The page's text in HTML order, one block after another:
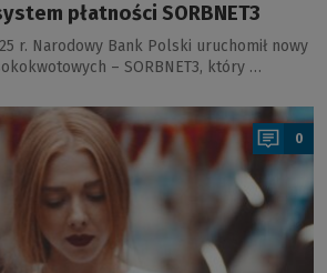
płatności SORBNET3
r. Narodowy Bank Polski uruchomił nowy
– SORBNET3, który …
0